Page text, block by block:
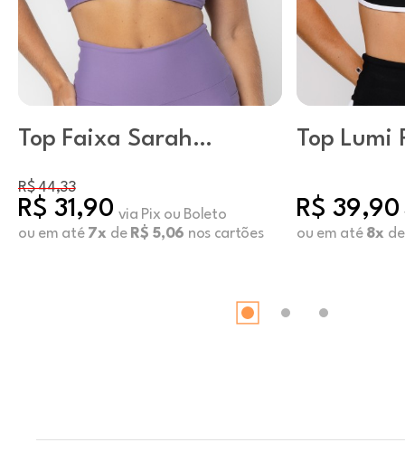
Top Faixa Sarah
R$ 44,33
R$ 31,90 via Pix ou Boleto
ou em até 7x de R$ 5,06 nos cartões
Top Lumi
R$ 39,90
ou em até 8x